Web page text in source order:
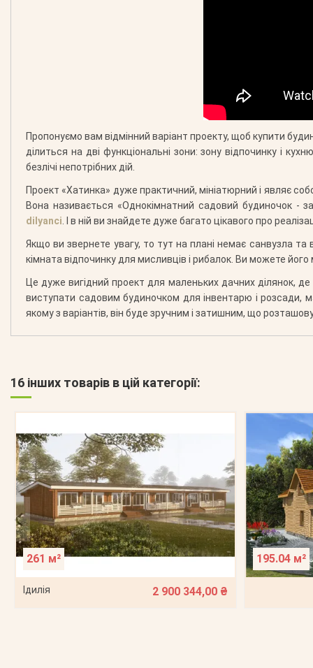
Пропонуємо вам відмінний варіант проекту, щоб купити
ділиться на дві функціональні зони: зону відпочинку і
безлічі непотрібних дій.
Проект «Хатинка» дуже практичний, мініатюрний і являє
Вона називається «Однокімнатний садовий будиночок -
dilyanci . І в ній ви знайдете дуже багато цікавого про
Якщо ви звернете увагу, то тут на плані немає санвузла
кімната відпочинку для мисливців і рибалок. Ви можете
Це дуже вигідний проект для маленьких дачних ділянок,
виступати садовим будиночком для інвентарю і розсади,
якому з варіантів, він буде зручним і затишним, що
16 інших товарів в цій категорії:
261 м²
Ідилія 2 900 344,00 ₴
195.04 м²